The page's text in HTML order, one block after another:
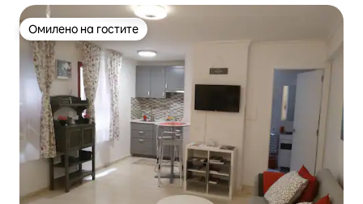
Омилено на гостите
Омилено на гостите